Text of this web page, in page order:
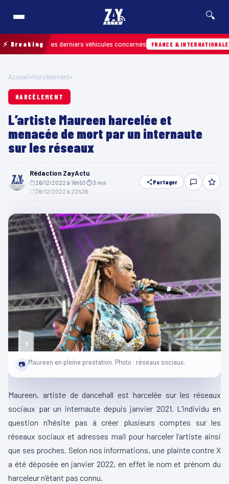
🔍
⚡ Breakingles derniers véhicules concernés FRANCE & INTERNATIONALE 07/
Accueil›Harcèlement›
HARCÈLEMENT
L’artiste Maureen harcelée et
menacée de mort par un internaute
sur les réseaux
Rédaction ZayActu
26/12/2022 à 16h53 ⏱ 3 min
26/12/2022 à 22h26
Partager
📷 Maureen en pleine prestation. Photo : réseaux sociaux.
Maureen, artiste dedancehall est harcelée sur les réseaux
sociaux par un internaute depuis janvier 2021.
L’individu en
question n’hésite pas à créer plusieurs comptes sur les
réseaux sociaux et adresses mail pour harceler l’artiste ainsi
que ses proches. Selon nos informations, une plainte contre X
a été déposée en janvier 2022, en effet le nom et prénom du
harceleur n’étant pas connu.